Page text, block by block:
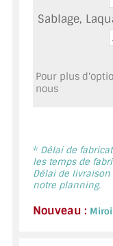
LOTS DE
MIROIR DE
MIROIR POUR
MIROIR POUR
MIROIR ENCADRÉ
Sablage,
Pour plus
nous
* Délai de
les temps de
Délai de
notre planning.
Nouveau :